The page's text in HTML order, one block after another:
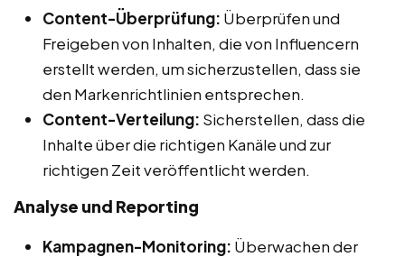
Content-Überprüfung: Überprüfen und
Freigeben von Inhalten, die von Influencern
erstellt werden, um sicherzustellen, dass sie
den Markenrichtlinien entsprechen.
Content-Verteilung: Sicherstellen, dass die
Inhalte über die richtigen Kanäle und zur
richtigen Zeit veröffentlicht werden.
Analyse und Reporting
Kampagnen-Monitoring: Überwachen der